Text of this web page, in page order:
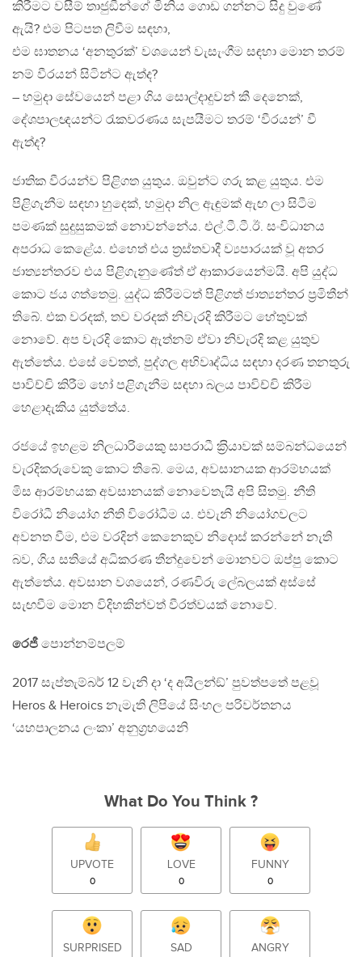
කිරීමට වසීම් තාජුඞීන්ගේ මිනිය ගොඩ ගන්නට සිදු වුණේ
ඇයි? එම පිටපත ලිවීම සඳහා,
එම ඝාතනය ‘අනතුරක්’ වශයෙන් වැසැංගීම සඳහා මොන තරම්
නම් වීරයන් සිටින්ට ඇත්ද?
– හමුදා සේවයෙන් පළා ගිය සොල්දාදුවන් කී දෙනෙක්,
දේශපාලඥයන්ට රැකවරණය සැපයීමට තරම් ‘වීරයන්’ වී
ඇත්ද?
ජාතික වීරයන්ව පිළිගත යුතුය. ඔවුන්ට ගරු කළ යුතුය. එම
පිළිගැනීම සඳහා හුදෙක්, හමුදා නිල ඇඳුමක් ඇඟ ලා සිටීම
පමණක් සුදුසුකමක් නොවන්නේය. එල්.ටී.ටී.ඊ. සංවිධානය
අපරාධ කෙළේය. එහෙත් එය ත‍්‍රස්තවාදී ව්‍යපාරයක් වූ අතර
ජාත්‍යන්තරව එය පිළිගැනුණේත් ඒ ආකාරයෙන්මයි. අපි යුද්ධ
කොට ජය ගත්තෙමු. යුද්ධ කිරීමටත් පිළිගත් ජාත්‍යන්තර ප‍්‍රමිතීන්
තිබේ. එක වරදක්, තව වරදක් නිවැරදි කිරීමට හේතුවක්
නොවේ. අප වැරදි කොට ඇත්නම් ඒවා නිවැරදි කළ යුතුව
ඇත්තේය. එසේ වෙතත්, පුද්ගල අභිවෘද්ධිය සඳහා දරණ තනතුරු
පාවිච්චි කිරීම හෝ පළිගැනීම සඳහා බලය පාවිච්චි කිරීම
හෙළාදැකිය යුත්තේය.
රජයේ ඉහළම නිලධාරියෙකු සාපරාධී ක‍්‍රියාවක් සම්බන්ධයෙන්
වැරදිකරුවෙකු කොට තිබේ. මෙය, අවසානයක ආරම්භයක්
මිස ආරම්භයක අවසානයක් නොවෙතැයි අපි සිතමු. නීති
විරෝධී නියෝග නීති විරෝධීම ය. එවැනි නියෝගවලට
අවනත වීම, එම වරදින් කෙනෙකුව නිදොස් කරන්නේ නැති
බව, ගිය සතියේ අධිකරණ තීන්දුවෙන් මොනවට ඔප්පු කොට
ඇත්තේය. අවසාන වශයෙන්, රණවිරු ලේබලයක් අස්සේ
සැඟවීම මොන විදිහකින්වත් වීරත්වයක් නොවේ.
රෙජී පොන්නම්පලම්
2017 සැප්තැම්බර් 12 වැනි දා ‘ද අයිලන්ඞ්’ පුවත්පතේ පළවූ
Heros & Heroics නැමැති ලිපියේ සිංහල පරිවර්තනය
‘යහපාලනය ලංකා’ අනුග‍්‍රහයෙනි
What Do You Think ?
UPVOTE
0
LOVE
0
FUNNY
0
SURPRISED SAD ANGRY